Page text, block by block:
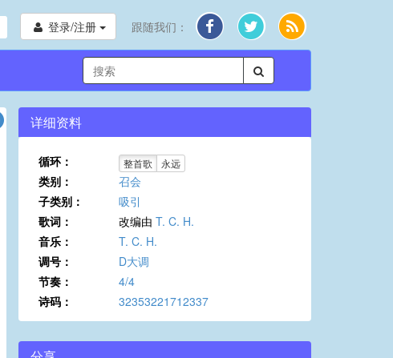
登录/注册 跟随我们：
详细资料
循环： 整首歌 永远
类别：
召会
子类别：
吸引
歌词：
改编由 T. C. H.
音乐：
T. C. H.
调号：
D大调
节奏：
4/4
诗码：
32353221712337